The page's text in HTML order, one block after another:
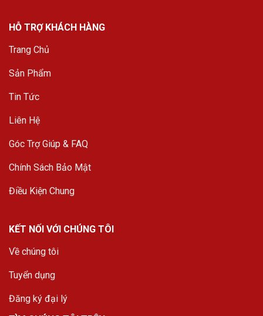
HỖ TRỢ KHÁCH HÀNG
Trang Chủ
Sản Phẩm
Tin Tức
Liên Hệ
Góc Trợ Giúp & FAQ
Chính Sách Bảo Mật
Điều Kiện Chung
KẾT NỐI VỚI CHÚNG TÔI
Về chúng tôi
Tuyển dụng
Đăng ký đại lý